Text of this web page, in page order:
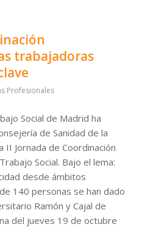
trabajadoras
Profesionales
Social de Madrid ha
de Sanidad de la
II Jornada de Coordinación
Social. Bajo el lema:
desde ámbitos
140 personas se han dado
Ramón y Cajal de
del jueves 19 de octubre